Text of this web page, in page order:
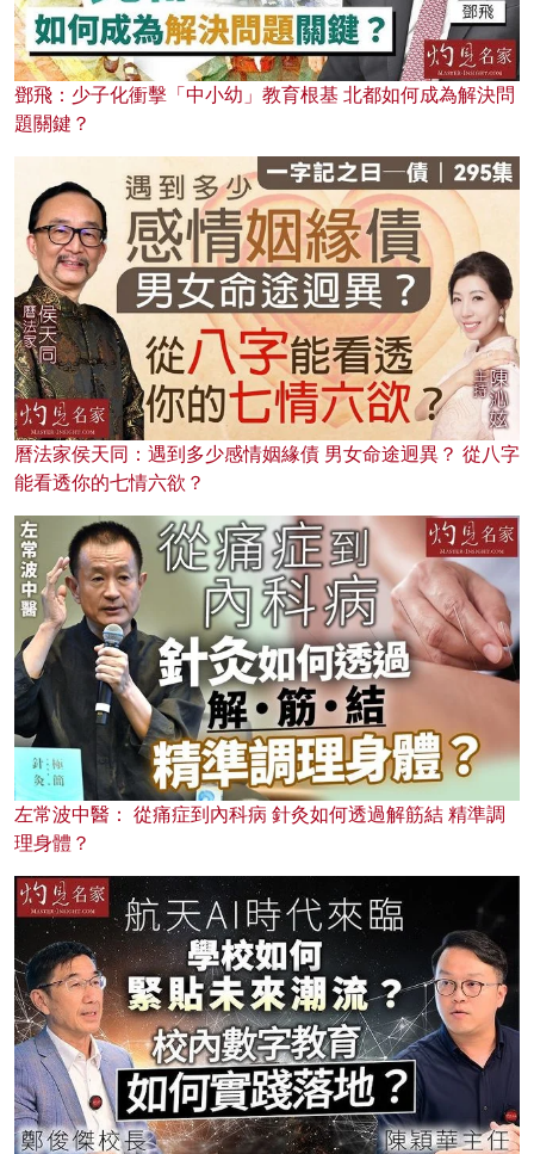
鄧飛：少子化衝擊「中小幼」教育根基 北都如何成為解決問
題關鍵？
曆法家侯天同：遇到多少感情姻緣債 男女命途迥異？ 從八字
能看透你的七情六欲？
左常波中醫： 從痛症到內科病 針灸如何透過解筋結 精準調
理身體？